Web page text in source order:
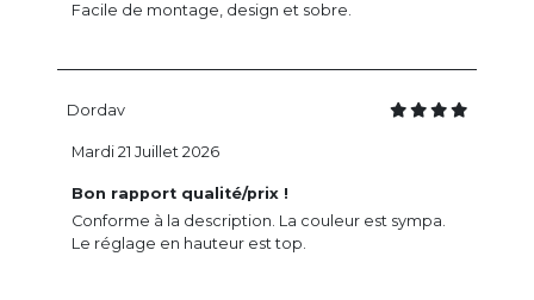
Facile de montage, design et sobre.
Dordav
Bon rapport qualité/prix !
Conforme à la description. La couleur est sympa.
Le réglage en hauteur est top.
Mardi 21 Juillet 2026